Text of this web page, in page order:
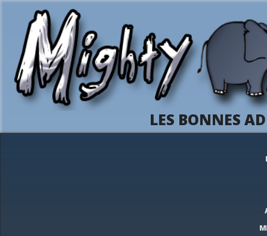
LES BONNES